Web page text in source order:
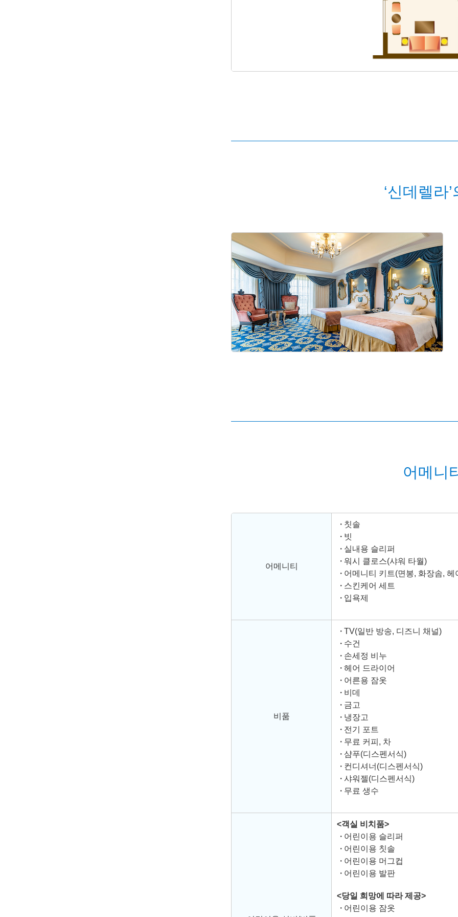
‘신데렐라
어메니
어메니티
칫솔
빗
실내용 슬리퍼
워시 클로스(샤워 타월)
어메니티 키트(면봉, 화장솜, 헤
스킨케어 세트
입욕제
비품
TV(일반 방송, 디즈니 채널)
수건
손세정 비누
헤어 드라이어
어른용 잠옷
비데
금고
냉장고
전기 포트
무료 커피, 차
샴푸(디스펜서식)
컨디셔너(디스펜서식)
샤워젤(디스펜서식)
무료 생수
<객실 비치품>
어린이용 슬리퍼
어린이용 칫솔
어린이용 머그컵
어린이용 발판
<당일 희망에 따라 제공>
어린이용 잠옷